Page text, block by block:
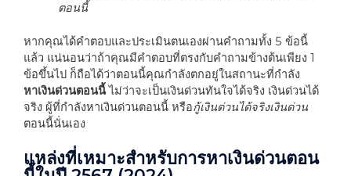
ตอนนี้
หากคุณได้คำตอบและประเมินตนเองผ่านคำถามทั้ง 5 ข้อนี้
แล้ว แน่นอนว่าถ้าคุณมีคำตอบที่ตรงกับคำถามข้างต้นเพียง 1
ข้อขึ้นไป ก็ถือได้ว่าตอนนี้คุณกำลังตกอยู่ในสถานะที่กำลัง
หาเงินด่วนตอนนี้ไม่ว่าจะเป็นเงินด่วนทันใจได้จริง เงินด่วนได้
จริง ผู้ที่กำลังหาเงินด่วนตอนนี้ หรือกู้เงินด่วนได้จริงเงินด่วน
ตอนนี้นั่นเอง
แหล่งที่เหมาะสำหรับการหาเงินด่วนตอน